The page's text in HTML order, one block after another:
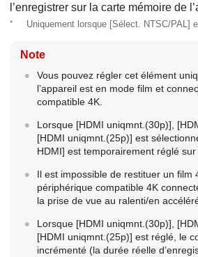
l’enregistrer sur la carte mémoire de
* Uniquement lorsque [Sélect. NTSC/PAL]
Note
Vous pouvez régler cet élément
l’appareil est en mode film et
compatible 4K.
Lorsque [HDMI uniqmnt.(30p)],
[HDMI uniqmnt.(25p)] est
HDMI] est temporairement réglé sur
Il est impossible de restituer un film
périphérique compatible 4K
la prise de vue au ralenti/en
Lorsque [HDMI uniqmnt.(30p)],
[HDMI uniqmnt.(25p)] est réglé, le
incrémenté (la durée réelle